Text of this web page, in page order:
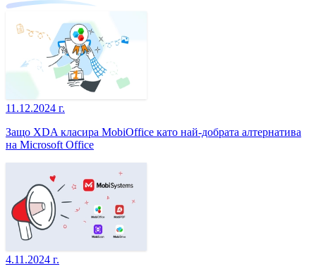
11.12.2024 г.
Защо XDA класира MobiOffice като най-добрата алтернатива
на Microsoft Office
4.11.2024 г.